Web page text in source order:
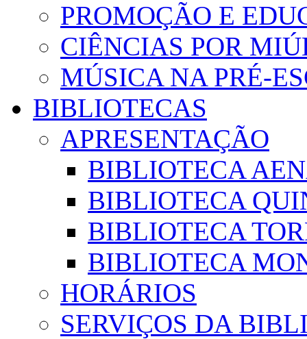
PROMOÇÃO E
CIÊNCIAS POR
MÚSICA NA PRÉ-
BIBLIOTECAS
APRESENTAÇÃO
BIBLIOTECA
BIBLIOTECA
BIBLIOTECA
BIBLIOTECA
HORÁRIOS
SERVIÇOS DA